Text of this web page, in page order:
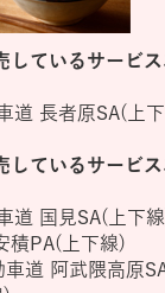
しているサービ
道 長者原SA(上
しているサービ
道 国見SA(上下
積PA(上下線)
車道 阿武隈高原